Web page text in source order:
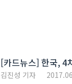
[카드뉴스] 한국, 4
김진성 기자